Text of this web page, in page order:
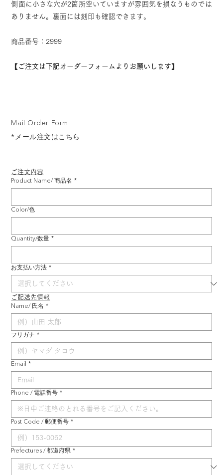
ご注文内容
Product Name/ 商品名 *
Color/色
Quantity/数量 *
お支払い方法 *
ご配送先情報
Name/ 氏名 *
フリガナ *
Email *
Phone / 電話番号 *
Post Code / 郵便番号 *
Prefectures / 都道府県 *
Mail Order Form
*メール注文はこちら
側面に小さな穴が2箇所空いていますが雰囲気を損なうものでは
ありません。裏面には刻印も確認できます。
商品番号：2999
【ご注文は下記オーダーフォームよりお願いします】